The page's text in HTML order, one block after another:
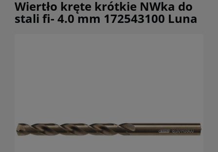
Wiertło kręte krótkie NWka do
stali fi- 4.0 mm 172543100 Luna